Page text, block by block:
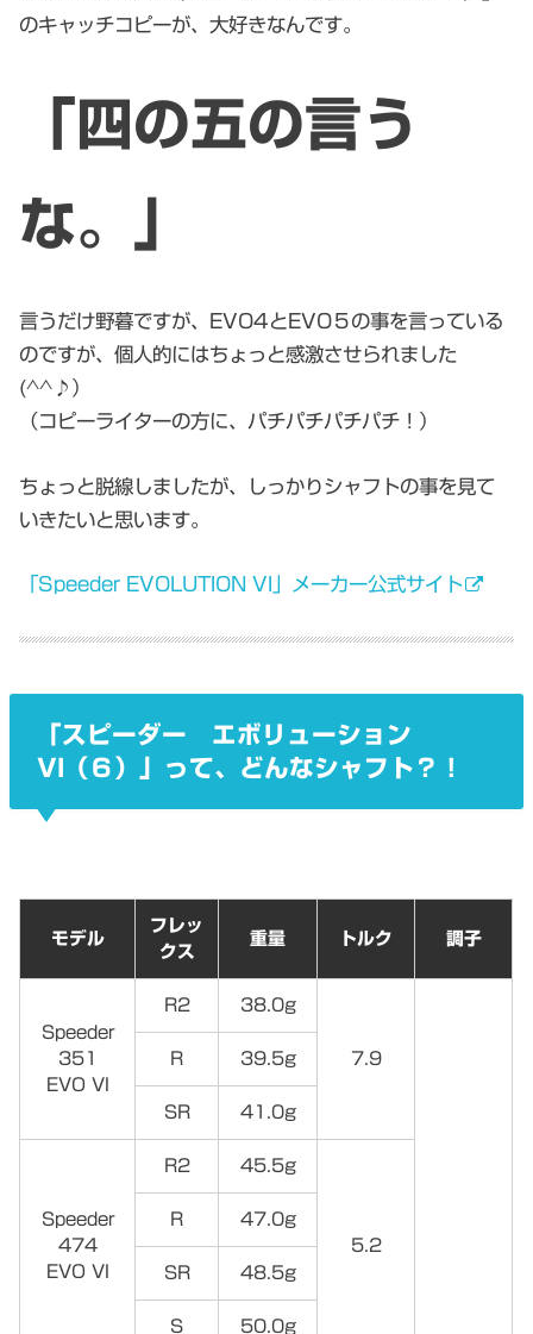
のキャッチコピーが、大好きなんです。
「四の五の言う
な。」
言うだけ野暮ですが、EVO4とEVO５の事を言っている
のですが、個人的にはちょっと感激させられました
(^^♪）
（コピーライターの方に、パチパチパチパチ！）
ちょっと脱線しましたが、しっかりシャフトの事を見て
いきたいと思います。
「Speeder EVOLUTION VI」メーカー公式サイト
「スピーダー エボリューション
VI（６）」って、どんなシャフト？！
モデル
フレッ
クス
重量 トルク 調子
Speeder
351
EVO VI
R2 38.0g
7.9
R 39.5g
SR 41.0g
Speeder
474
EVO VI
R2 45.5g
5.2
R 47.0g
SR 48.5g
S 50.0g